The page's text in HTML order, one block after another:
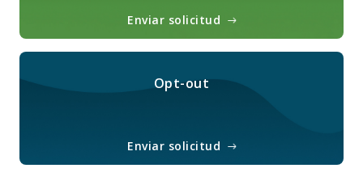
Enviar solicitud
Opt-out
Enviar solicitud